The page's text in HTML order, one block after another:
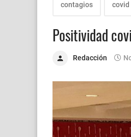
contagios covid
Positividad
Redacción